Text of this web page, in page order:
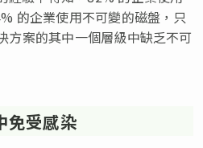
的企業使用不可變的磁盤，只
方案的其中一個層級中缺乏不可
免受感染